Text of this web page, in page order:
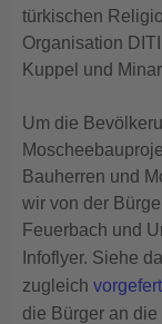
türkischen
Organisation
Kuppel und
Um die
Bauherren und
wir von der
Feuerbach und
Infoflyer. Siehe
zugleich
die Bürger an die